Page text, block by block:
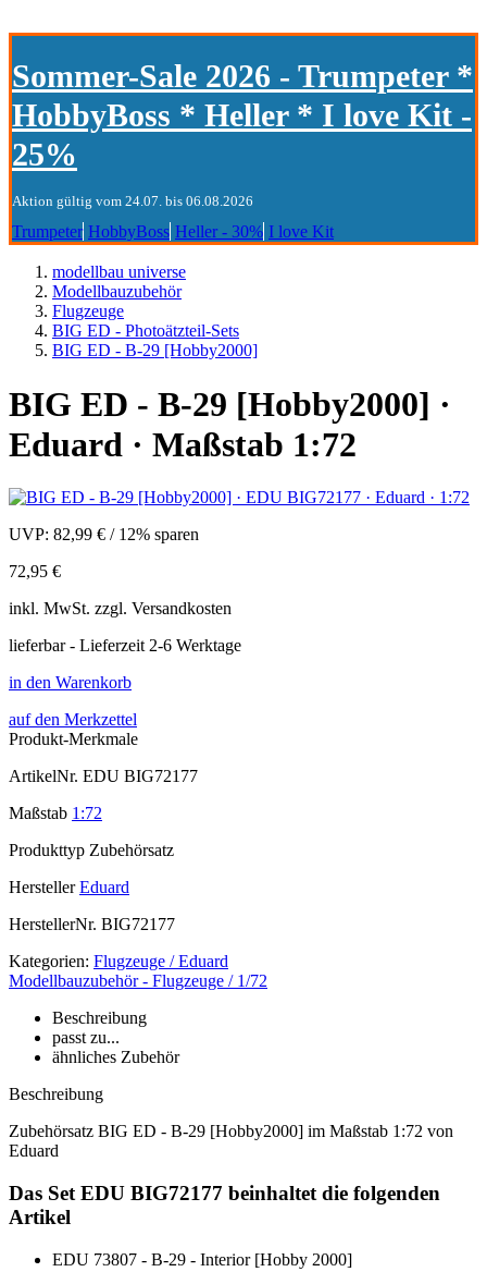
Sommer-Sale 2026 - Trumpeter *
HobbyBoss * Heller * I love Kit -
25%
Aktion gültig vom 24.07. bis 06.08.2026
Trumpeter HobbyBoss Heller - 30% I love Kit
modellbau universe
Modellbauzubehör
Flugzeuge
BIG ED - Photoätzteil-Sets
BIG ED - B-29 [Hobby2000]
BIG ED - B-29 [Hobby2000] ·
Eduard · Maßstab 1:72
UVP: 82,99 € / 12% sparen
72,95 €
inkl. MwSt. zzgl. Versandkosten
lieferbar - Lieferzeit 2-6 Werktage
in den Warenkorb
auf den Merkzettel
Produkt-Merkmale
ArtikelNr. EDU BIG72177
Maßstab 1:72
Produkttyp Zubehörsatz
Hersteller Eduard
HerstellerNr. BIG72177
Kategorien: Flugzeuge / Eduard
Modellbauzubehör - Flugzeuge / 1/72
Beschreibung
passt zu...
ähnliches Zubehör
Beschreibung
Zubehörsatz BIG ED - B-29 [Hobby2000] im Maßstab 1:72 von
Eduard
Das Set EDU BIG72177 beinhaltet die folgenden
Artikel
EDU 73807 - B-29 - Interior [Hobby 2000]